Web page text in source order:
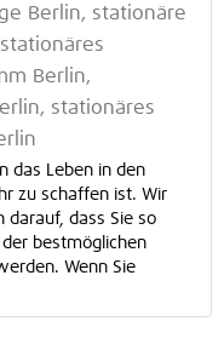
Berlin, stationäre
Berlin,
stationäres
das Leben in den
zu schaffen ist. Wir
darauf, dass Sie so
bestmöglichen
Wenn Sie